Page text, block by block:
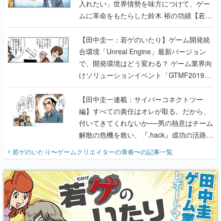
入れたい」世界情勢を味方につけて、ゲー
ムに革命をもたらした鈴木 裕の功績【若ゲ
のいたり】
【田中圭一：若ゲのいたり】ゲーム開発統
合環境「Unreal Engine」最新バージョン
で、開発環境はどう変わる？ ゲーム業界向
けソリューションイベント「GTMF2019」
に行って、より理解を深めよう【PR】
【田中圭一連載：サイバーコネクトツー
編】すべての責任はオレが取る。だから、
付いてきてくれないか──男の熱意はチーム
解散の危機を救い、『.hack』成功の活路を
『少年ジャンプ』色だった【若ゲのいた
り】
若ゲのいたり〜ゲームクリエイターの青春〜の記事一覧